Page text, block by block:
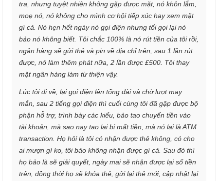
tra, nhưng tuyệt nhiên không gặp được mặt, nó khôn lắm,
moẹ nó, nó không cho mình cơ hội tiếp xúc hay xem mặt
gì cả. Nó hẹn hết ngày nó gọi điện nhưng tối gọi lại nó
bảo nó không biết. Tôi chắc 100% là nó rút tiền của tôi rồi,
ngân hàng sẽ gửi thẻ và pin về địa chỉ trên, sau 1 lần rút
được, nó làm thêm phát nữa, 2 lần được £500. Tôi thay
mặt ngân hàng làm từ thiện vậy.
Lúc tôi đi về, lại gọi điện lên tổng đài và chờ lượt may
mắn, sau 2 tiếng gọi điện thì cuối cùng tôi đã gặp được bộ
phận hỗ trợ, trình bày các kiểu, bảo tao chuyển tiền vào
tài khoản, mà sao nay tao lại bị mất tiền, mà nó lại là ATM
transaction. Họ hỏi là tôi có nhận được thẻ không, có cho
ai mượn gì ko, tôi bảo không nhận được gì cả. Sau đó thì
họ bảo là sẽ giải quyết, ngày mai sẽ nhận được lại số tiền
trên, đồng thời họ sẽ khóa thẻ, gửi lại thẻ mới, cập nhật lại